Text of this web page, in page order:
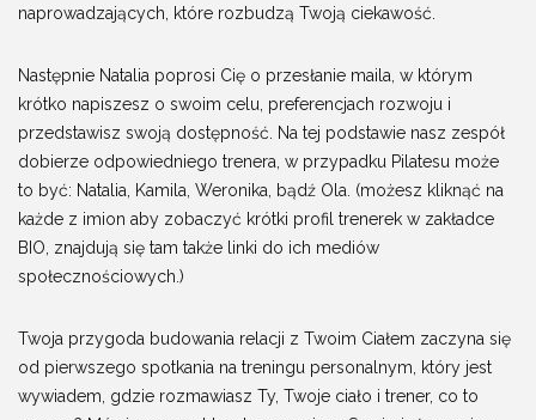
naprowadzających, które rozbudzą Twoją ciekawość.
Następnie Natalia poprosi Cię o przesłanie maila, w którym
krótko napiszesz o swoim celu, preferencjach rozwoju i
przedstawisz swoją dostępność. Na tej podstawie nasz zespół
dobierze odpowiedniego trenera, w przypadku Pilatesu może
to być: Natalia, Kamila, Weronika, bądź Ola. (możesz kliknąć na
każde z imion aby zobaczyć krótki profil trenerek w zakładce
BIO, znajdują się tam także linki do ich mediów
społecznościowych.)
Twoja przygoda budowania relacji z Twoim Ciałem zaczyna się
od pierwszego spotkania na treningu personalnym, który jest
wywiadem, gdzie rozmawiasz Ty, Twoje ciało i trener, co to